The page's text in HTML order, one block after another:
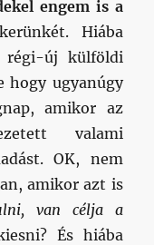
engem is a
Hiába
régi-új külföldi
hogy ugyanúgy
amikor az
valami
OK, nem
amikor azt is
van célja a
És hiába